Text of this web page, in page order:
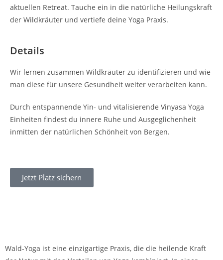
aktuellen Retreat. Tauche ein in die natürliche Heilungskraft
der Wildkräuter und vertiefe deine Yoga Praxis.
Details
Wir lernen zusammen Wildkräuter zu identifizieren und wie
man diese für unsere Gesundheit weiter verarbeiten kann.
Durch entspannende Yin- und vitalisierende Vinyasa Yoga
Einheiten findest du innere Ruhe und Ausgeglichenheit
inmitten der natürlichen Schönheit von Bergen.
Jetzt Platz sichern
Wald-Yoga ist eine einzigartige Praxis, die die heilende Kraft